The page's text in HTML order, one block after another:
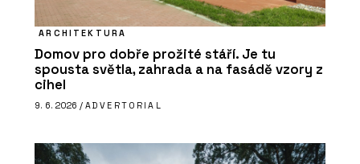
ARCHITEKTURA
Domov pro dobře prožité stáří. Je tu
spousta světla, zahrada a na fasádě vzory z
cihel
9. 6. 2026 / ADVERTORIAL